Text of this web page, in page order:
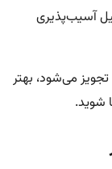
آسیب‌پذیری
می‌شود، بهتر
شوید.